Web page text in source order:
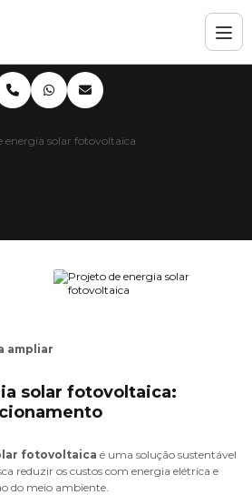
energia solar fotovoltaica
ampliar
solar fotovoltaica:
fotovoltaica é uma solução sustentável
reduzir os custos com energia elétrica e
do meio ambiente.